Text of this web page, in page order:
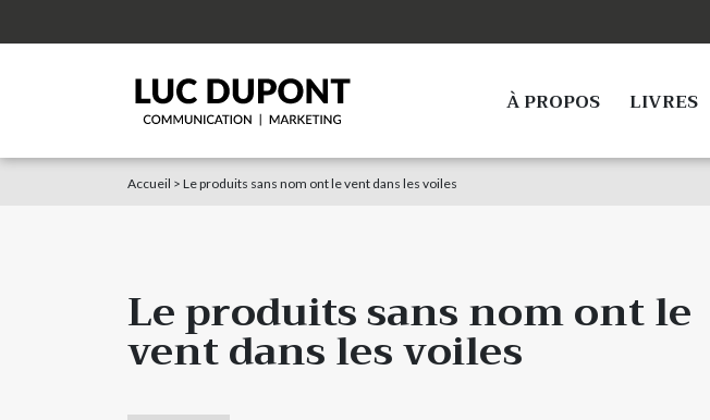
À PROPOS LIVRES
Accueil > Le produits sans nom ont le vent dans les voiles
Le produits sans nom ont le
vent dans les voiles